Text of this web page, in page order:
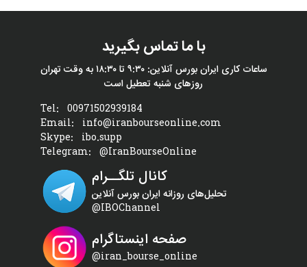
با ما تماس بگیرید
ساعات کاری ایران بورس آنلاین: ۹:۳۰ تا ۱۸:۳۰ به وقت تهران
روزهای شنبه تعطیل است
Tel: 00971502939184
Email: info@iranbourseonline.com
Skype: ibo.supp
Telegram: @IranBourseOnline
کانال تلگــرام
تحلیل‌های روزانه ایران بورس آنلاین
@IBOChannel
صفحه اینستاگرام
@iran_bourse_online